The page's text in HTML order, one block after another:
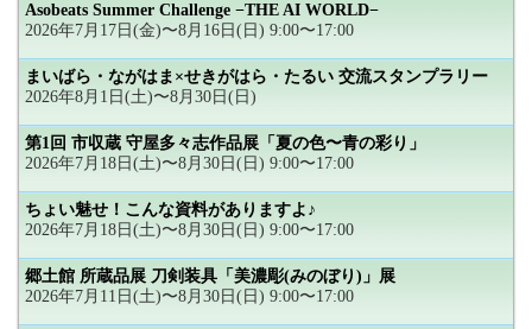
Asobeats Summer Challenge −THE AI WORLD−
2026年7月17日(金)〜8月16日(日) 9:00〜17:00
まいばら・ながはま×せきがはら・たるい 交流スタンプラリー
2026年8月1日(土)〜8月30日(日)
第1回 市収蔵 守屋多々志作品展「夏の色〜青の彩り」
2026年7月18日(土)〜8月30日(日) 9:00〜17:00
ちょい魅せ！こんな資料がありますよ♪
2026年7月18日(土)〜8月30日(日) 9:00〜17:00
郷土館 所蔵品展 刀剣装具「美濃彫(みのぼり)」展
2026年7月11日(土)〜8月30日(日) 9:00〜17:00